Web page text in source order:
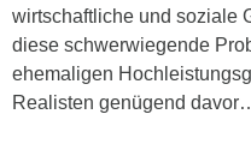
wirtschaftliche und soziale
diese schwerwiegende
ehemaligen
Realisten genügend davor